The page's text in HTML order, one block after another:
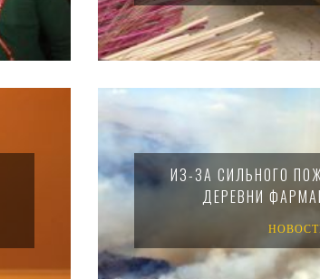
ИЗ-ЗА СИЛЬНОГО
ДЕРЕВНИ